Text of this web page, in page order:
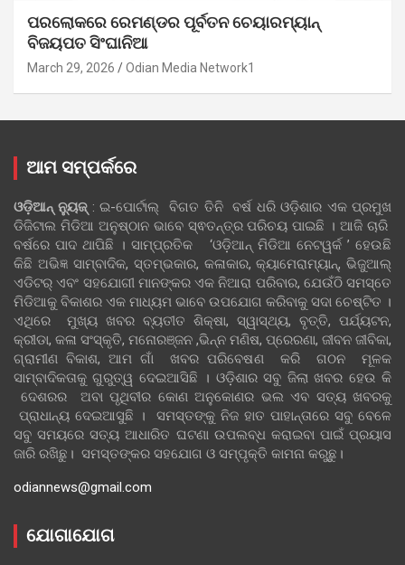
ପରଲୋକରେ ରେମଣ୍ଡର ପୂର୍ବତନ ଚେୟାରମ୍ୟାନ୍
ବିଜୟପତ ସିଂଘାନିଆ
March 29, 2026 Odian Media Network1
ଆମ ସମ୍ପର୍କରେ
ଓଡ଼ିଆନ୍‍ ନ୍ୟୁଜ୍‍: ଇ-ପୋର୍ଟାଲ୍ ବିଗତ ତିନି ବର୍ଷ ଧରି ଓଡ଼ିଶାର ଏକ ପ୍ରମୁଖ
ଡିଜିଟାଲ ମିଡିଆ ଅନୁଷ୍ଠାନ ଭାବେ ସ୍ଵତନ୍ତ୍ର ପରିଚୟ ପାଇଛି । ଆଜି ଚାରି
ବର୍ଷରେ ପାଦ ଥାପିଛି । ସାମ୍ପ୍ରତିକ ‘ଓଡ଼ିଆନ୍‍ ମିଡିଆ ନେଟୱର୍କ ’ ହେଉଛି
କିଛି ଅଭିଜ୍ଞ ସାମ୍ବାଦିକ, ସ୍ତମ୍ଭକାର, କଳାକାର, କ୍ୟାମେରାମ୍ୟାନ୍, ଭିଜୁଆଲ୍
ଏଡିଟର୍ ଏବଂ ସହଯୋଗୀ ମାନଙ୍କର ଏକ ନିଆରା ପରିବାର, ଯେଉଁଠି ସମସ୍ତେ
ମିଡିଆକୁ ବିକାଶର ଏକ ମାଧ୍ୟମ ଭାବେ ଉପଯୋଗ କରିବାକୁ ସଦା ଚେଷ୍ଟିତ ।
ଏଥିରେ ମୁଖ୍ୟ ଖବର ବ୍ୟତୀତ ଶିକ୍ଷା, ସ୍ୱାସ୍ଥ୍ୟ, ବୃତ୍ତି, ପର୍ଯ୍ୟଟନ,
କ୍ରୀଡା, କଳା ସଂସ୍କୃତି, ମନୋରଞ୍ଜନ ,ଭିନ୍ନ ମଣିଷ, ପ୍ରେରଣା, ଜୀବନ ଜୀବିକା,
ଗ୍ରାମୀଣ ବିକାଶ, ଆମ ଗାଁ ଖବର ପରିବେଷଣ କରି ଗଠନ ମୂଳକ
ସାମ୍ବାଦିକତାକୁ ଗୁରୁତ୍ୱ ଦେଇଆସିଛି । ଓଡ଼ିଶାର ସବୁ ଜିଲା ଖବର ହେଉ କି
ଦେଶରର ଅବା ପୃଥିବୀର କୋଣ ଅନୁକୋଣର ଭଲ ଏବ ସତ୍ୟ ଖବରକୁ
ପ୍ରାଧାନ୍ୟ ଦେଇଆସୁଛି । ସମସ୍ତଙ୍କୁ ନିଜ ହାତ ପାହାନ୍ତାରେ ସବୁ ବେଳେ
ସବୁ ସମୟରେ ସତ୍ୟ ଆଧାରିତ ଘଟଣା ଉପଲବ୍ଧ କରାଇବା ପାଇଁ ପ୍ରୟାସ
ଜାରି ରଖିଛୁ। ସମସ୍ତଙ୍କର ସହଯୋଗ ଓ ସମ୍ପୃକ୍ତି କାମନା କରୁଛୁ।
odiannews@gmail.com
ଯୋଗାଯୋଗ